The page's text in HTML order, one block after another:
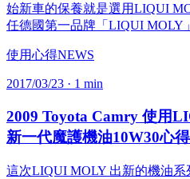
始新車的保養就是選用LIQUI
任德國第一品牌「LIQUI MOLY
使用心得NEWS
2017/03/23 · 1 min
2009 Toyota Camry 使用
新一代魔護機油10W30心得
這次LIQUI MOLY 出新的機油系